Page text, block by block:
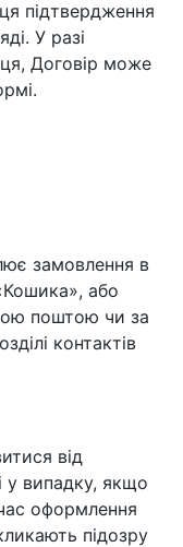
підтвердження
У разі
Договір може
замовлення в
або
поштою чи за
контактів
від
у випадку, якщо
оформлення
підозру